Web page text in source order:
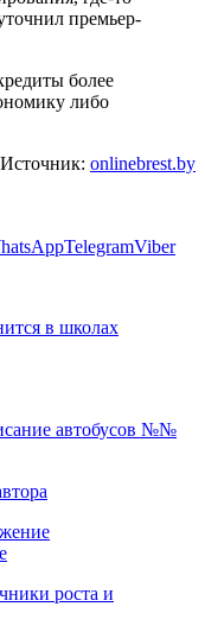
премьер-
более
либо
Источник: onlinebrest.by
TelegramViber
в школах
автобусов №№
роста и